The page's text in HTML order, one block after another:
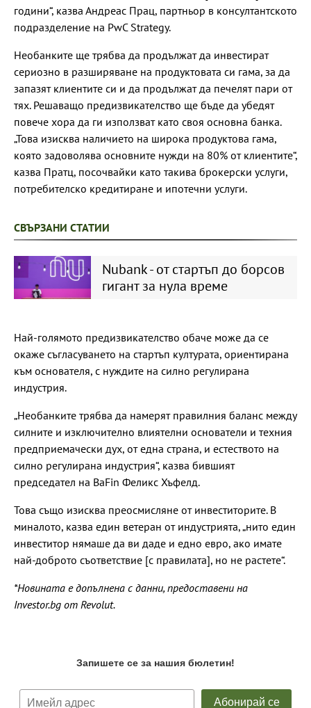
години“, казва Андреас Прац, партньор в консултантското
подразделение на PwC Strategy.
Необанките ще трябва да продължат да инвестират
сериозно в разширяване на продуктовата си гама, за да
запазят клиентите си и да продължат да печелят пари от
тях. Решаващо предизвикателство ще бъде да убедят
повече хора да ги използват като своя основна банка.
„Това изисква наличието на широка продуктова гама,
която задоволява основните нужди на 80% от клиентите“,
казва Пратц, посочвайки като такива брокерски услуги,
потребителско кредитиране и ипотечни услуги.
СВЪРЗАНИ СТАТИИ
Nubank - от стартъп до борсов
гигант за нула време
Най-голямото предизвикателство обаче може да се
окаже съгласуването на стартъп културата, ориентирана
към основателя, с нуждите на силно регулирана
индустрия.
„Необанките трябва да намерят правилния баланс между
силните и изключително влиятелни основатели и техния
предприемачески дух, от една страна, и естеството на
силно регулирана индустрия“, казва бившият
председател на BaFin Феликс Хъфелд.
Това също изисква преосмисляне от инвеститорите. В
миналото, казва един ветеран от индустрията, „нито един
инвеститор нямаше да ви даде и едно евро, ако имате
най-доброто съответствие [с правилата], но не растете“.
*Новината е допълнена с данни, предоставени на
Investor.bg от Revolut.